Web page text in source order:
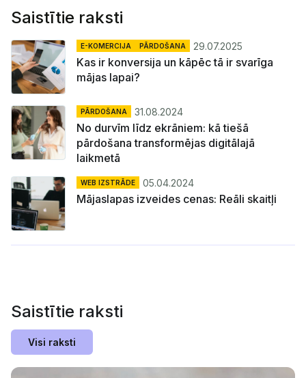
Saistītie raksti
E-KOMERCIJA PĀRDOŠANA 29.07.2025
Kas ir konversija un kāpēc tā ir svarīga
mājas lapai?
PĀRDOŠANA 31.08.2024
No durvīm līdz ekrāniem: kā tiešā
pārdošana transformējas digitālajā
laikmetā
WEB IZSTRĀDE 05.04.2024
Mājaslapas izveides cenas: Reāli skaitļi
Saistītie raksti
Visi raksti